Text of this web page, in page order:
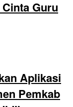
Guru
Aplikasi
Pemkab